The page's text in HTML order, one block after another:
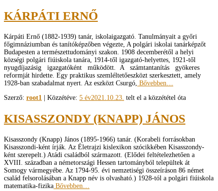
KÁRPÁTI ERNŐ
Kárpáti Ernő (1882-1939) tanár, iskolaigazgató. Tanulmányait a győri
főgimnáziumban és tanítóképzőben végezte, A polgári iskolai tanárképzőt
Budapesten a természettudományi szakon. 1908 decemberétől a helyi
községi polgári fiúiskola tanára, 1914-től igazgató-helyettes, 1921-től
nyugdíjazásig igazgatóként működött. A számtantanítás gyökeres
reformját hirdette. Egy praktikus szemléltetőeszközt szerkesztett, amely
1928-ban szabadalmat nyert. Az eszközt Csurgó, Bővebben…
Szerző: root1 | Közzétéve: 5 év2021.10.23. telt el a közzététel óta
KISASSZONDY (KNAPP) JÁNOS
Kisasszondy (Knapp) János (1895-­1966) tanár. (Korabeli forrásokban
Kisasszondi-ként írják. Az Életrajzi kislexikon szócikkében Kisasszondy-
ként szerepelt.) Atádi családból származott. (Elődei feltételezhetően a
XVIII. században a németországi Hessen tartományból települtek át
Somogy vármegyébe. Az 1794-95. évi nemzetiségi összeíráson 86 német
család felsorolásában a Knapp név is olvasható.) 1928-tól a polgári fiúiskola
matematika-fizika Bővebben…